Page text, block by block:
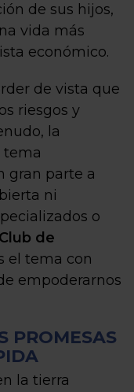
de sus hijos,
vida más
económico.
de vista que
riesgos y
la
tema
gran parte a
ni
o
Club de
el tema con
empoderarnos
PROMESAS
la tierra